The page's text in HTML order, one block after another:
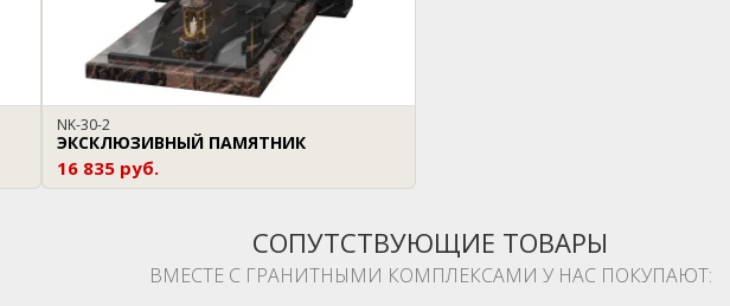
NK-30-2
ЭКСКЛЮЗИВНЫЙ ПАМЯТНИК
16 835 руб.
СОПУТСТВУЮЩИЕ ТОВАРЫ
ВМЕСТЕ С ГРАНИТНЫМИ КОМПЛЕКСАМИ У НАС ПОКУПАЮТ: